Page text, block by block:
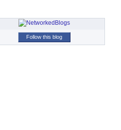
Follow this blog